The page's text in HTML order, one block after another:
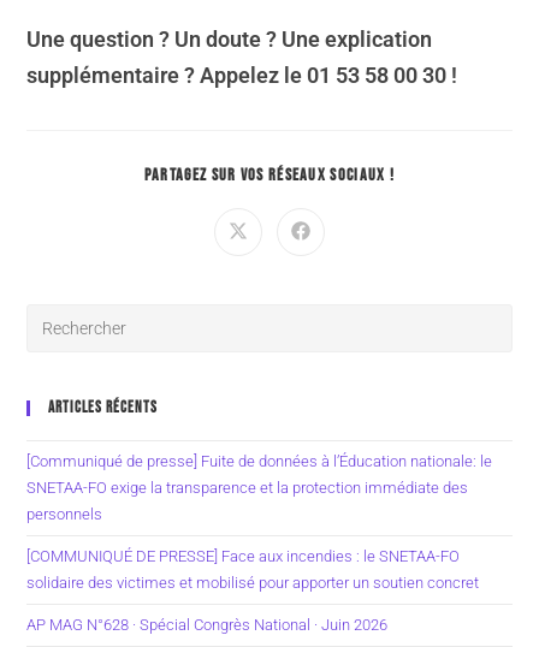
Une question ? Un doute ? Une explication
supplémentaire ? Appelez le 01 53 58 00 30 !
PARTAGEZ SUR VOS RÉSEAUX SOCIAUX !
ARTICLES RÉCENTS
[Communiqué de presse] Fuite de données à l’Éducation nationale: le
SNETAA-FO exige la transparence et la protection immédiate des
personnels
[COMMUNIQUÉ DE PRESSE] Face aux incendies : le SNETAA-FO
solidaire des victimes et mobilisé pour apporter un soutien concret
AP MAG N°628 · Spécial Congrès National · Juin 2026